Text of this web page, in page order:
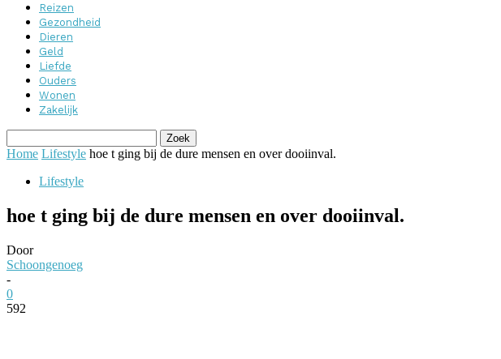
Reizen
Gezondheid
Dieren
Geld
Liefde
Ouders
Wonen
Zakelijk
Home Lifestyle hoe t ging bij de dure mensen en over dooiinval.
Lifestyle
hoe t ging bij de dure mensen en over dooiinval.
Door
Schoongenoeg
-
0
592